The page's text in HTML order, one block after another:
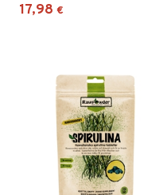
17,98 €